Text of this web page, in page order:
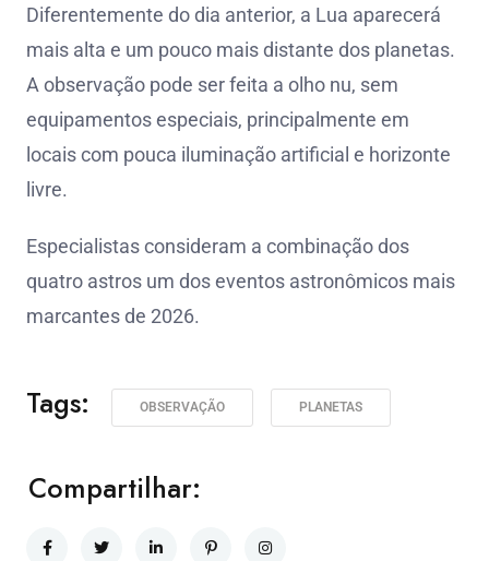
Diferentemente do dia anterior, a Lua aparecerá
mais alta e um pouco mais distante dos planetas.
A observação pode ser feita a olho nu, sem
equipamentos especiais, principalmente em
locais com pouca iluminação artificial e horizonte
livre.
Especialistas consideram a combinação dos
quatro astros um dos eventos astronômicos mais
marcantes de 2026.
Tags: OBSERVAÇÃO PLANETAS
Compartilhar: